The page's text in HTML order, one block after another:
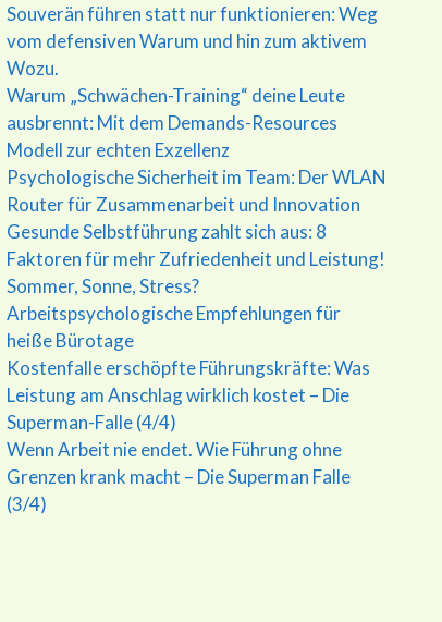
Souverän führen statt nur funktionieren: Weg
vom defensiven Warum und hin zum aktivem
Wozu.
Warum „Schwächen-Training“ deine Leute
ausbrennt: Mit dem Demands-Resources
Modell zur echten Exzellenz
Psychologische Sicherheit im Team: Der WLAN
Router für Zusammenarbeit und Innovation
Gesunde Selbstführung zahlt sich aus: 8
Faktoren für mehr Zufriedenheit und Leistung!
Sommer, Sonne, Stress?
Arbeitspsychologische Empfehlungen für
heiße Bürotage
Kostenfalle erschöpfte Führungskräfte: Was
Leistung am Anschlag wirklich kostet – Die
Superman-Falle (4/4)
Wenn Arbeit nie endet. Wie Führung ohne
Grenzen krank macht – Die Superman Falle
(3/4)